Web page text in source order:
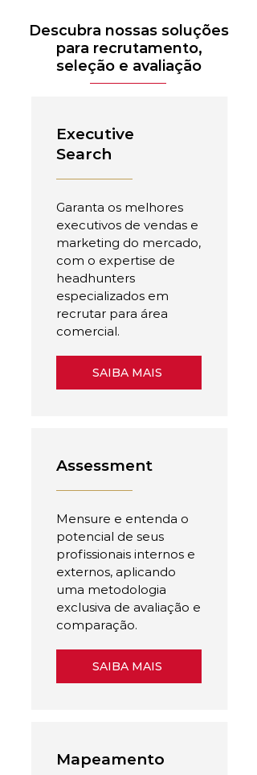
Descubra nossas soluções
para recrutamento,
seleção e avaliação
Executive
Search
Garanta os melhores
executivos de vendas e
marketing do mercado,
com o expertise de
headhunters
especializados em
recrutar para área
comercial.
SAIBA MAIS
Assessment
Mensure e entenda o
potencial de seus
profissionais internos e
externos, aplicando
uma metodologia
exclusiva de avaliação e
comparação.
SAIBA MAIS
Mapeamento